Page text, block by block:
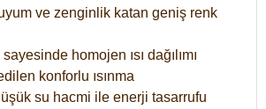
ve zenginlik katan geniş renk
homojen ısı dağılımı
konforlu ısınma
su hacmi ile enerji tasarrufu